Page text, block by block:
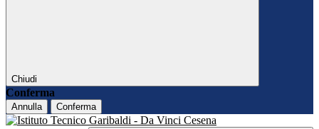
Chiudi
Conferma
Annulla Conferma